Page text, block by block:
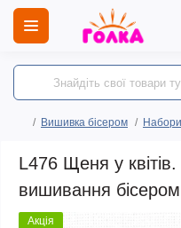
Вишивка бісером Набори
L476 Щеня у
вишивання бісером
Акція